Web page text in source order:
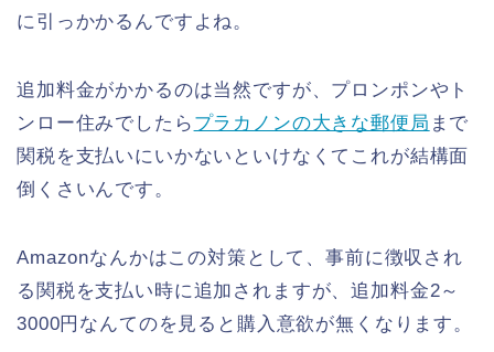
に引っかかるんですよね。
追加料金がかかるのは当然ですが、プロンポンやト
ンロー住みでしたら プラカノンの大きな郵便局 まで
関税を支払いにいかないといけなくてこれが結構面
倒くさいんです。
Amazonなんかはこの対策として、事前に徴収され
る関税を支払い時に追加されますが、追加料金2～
3000円なんてのを見ると購入意欲が無くなります。